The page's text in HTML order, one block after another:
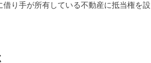
り手が所有している不動産に抵当権を設